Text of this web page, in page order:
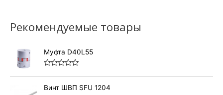
Рекомендуемые товары
Муфта D40L55
ц
е
н
Винт ШВП SFU 1204